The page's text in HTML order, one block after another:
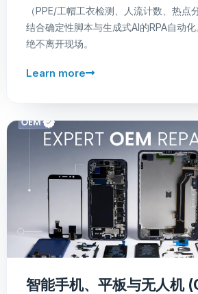
（PPE/工帽工衣检测、人流计数、热点
结合确定性脚本与生成式AI的RPA自动
绝不离开现场。
Learn more
智能手机、平板与无人机